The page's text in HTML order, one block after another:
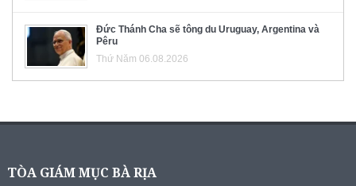
Đức Thánh Cha sẽ tông du Uruguay, Argentina và
Pêru
Thứ Năm 06.08.2026
TÒA GIÁM MỤC BÀ RỊA